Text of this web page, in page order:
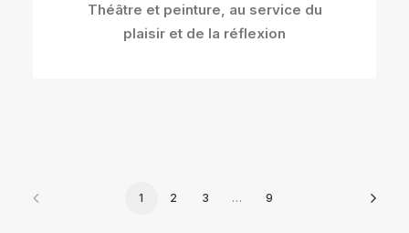
Théâtre et peinture, au service du
plaisir et de la réflexion
1 2 3 … 9